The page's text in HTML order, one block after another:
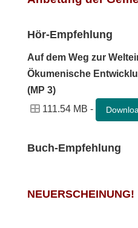
Hör-Empfehlung
Auf dem Weg zur
Ökumenische
(MP 3)
111.54 MB -
Buch-Empfehlung
NEUERSCHEINUNG!